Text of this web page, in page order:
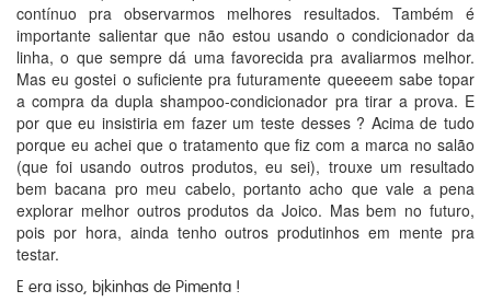
contínuo pra observarmos melhores resultados. Também é
importante salientar que não estou usando o condicionador da
linha, o que sempre dá uma favorecida pra avaliarmos melhor.
Mas eu gostei o suficiente pra futuramente queeeem sabe topar
a compra da dupla shampoo-condicionador pra tirar a prova. E
por que eu insistiria em fazer um teste desses ? Acima de tudo
porque eu achei que o tratamento que fiz com a marca no salão
(que foi usando outros produtos, eu sei), trouxe um resultado
bem bacana pro meu cabelo, portanto acho que vale a pena
explorar melhor outros produtos da Joico. Mas bem no futuro,
pois por hora, ainda tenho outros produtinhos em mente pra
testar.
E era isso, bjkinhas de Pimenta !